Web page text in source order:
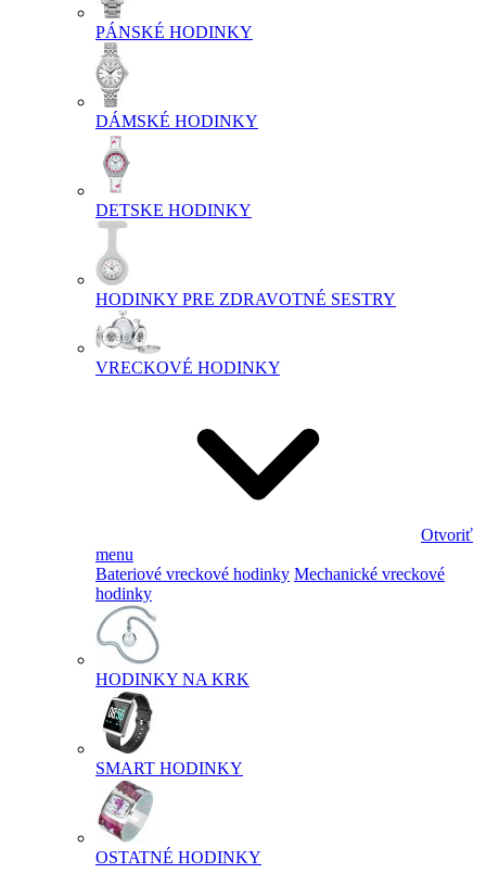
PÁNSKÉ HODINKY
DÁMSKÉ HODINKY
DETSKE HODINKY
HODINKY PRE ZDRAVOTNÉ SESTRY
VRECKOVÉ HODINKY
Otvoriť
menu
Bateriové vreckové hodinky Mechanické vreckové
hodinky
HODINKY NA KRK
SMART HODINKY
OSTATNÉ HODINKY